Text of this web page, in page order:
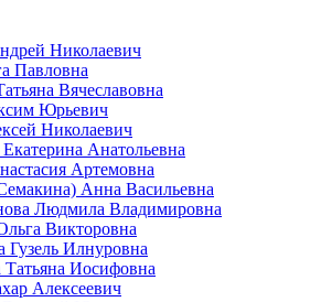
Николаевич
Павловна
Вячеславовна
Юрьевич
Николаевич
Анатольевна
Артемовна
Анна Васильевна
Людмила Владимировна
Викторовна
Гузель Илнуровна
Татьяна Иосифовна
Алексеевич